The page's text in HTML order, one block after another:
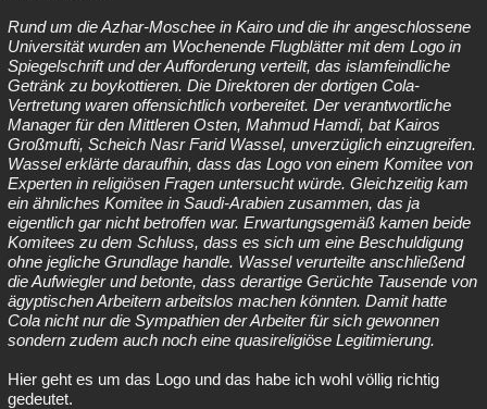
Rund um die Azhar-Moschee in Kairo und die ihr angeschlossene
Universität wurden am Wochenende Flugblätter mit dem Logo in
Spiegelschrift und der Aufforderung verteilt, das islamfeindliche
Getränk zu boykottieren. Die Direktoren der dortigen Cola-
Vertretung waren offensichtlich vorbereitet. Der verantwortliche
Manager für den Mittleren Osten, Mahmud Hamdi, bat Kairos
Großmufti, Scheich Nasr Farid Wassel, unverzüglich einzugreifen.
Wassel erklärte daraufhin, dass das Logo von einem Komitee von
Experten in religiösen Fragen untersucht würde. Gleichzeitig kam
ein ähnliches Komitee in Saudi-Arabien zusammen, das ja
eigentlich gar nicht betroffen war. Erwartungsgemäß kamen beide
Komitees zu dem Schluss, dass es sich um eine Beschuldigung
ohne jegliche Grundlage handle. Wassel verurteilte anschließend
die Aufwiegler und betonte, dass derartige Gerüchte Tausende von
ägyptischen Arbeitern arbeitslos machen könnten. Damit hatte
Cola nicht nur die Sympathien der Arbeiter für sich gewonnen
sondern zudem auch noch eine quasireligiöse Legitimierung.
Hier geht es um das Logo und das habe ich wohl völlig richtig
gedeutet.